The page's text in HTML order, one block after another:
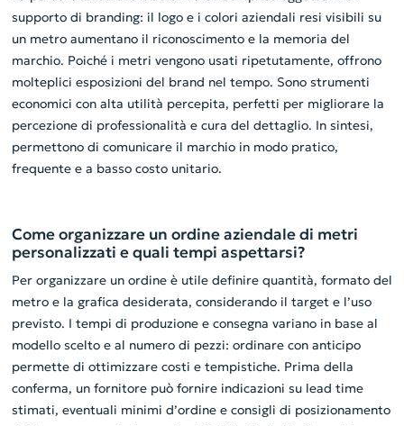
supporto di branding: il logo e i colori aziendali resi visibili su
un metro aumentano il riconoscimento e la memoria del
marchio. Poiché i metri vengono usati ripetutamente, offrono
molteplici esposizioni del brand nel tempo. Sono strumenti
economici con alta utilità percepita, perfetti per migliorare la
percezione di professionalità e cura del dettaglio. In sintesi,
permettono di comunicare il marchio in modo pratico,
frequente e a basso costo unitario.
Come organizzare un ordine aziendale di metri
personalizzati e quali tempi aspettarsi?
Per organizzare un ordine è utile definire quantità, formato del
metro e la grafica desiderata, considerando il target e l’uso
previsto. I tempi di produzione e consegna variano in base al
modello scelto e al numero di pezzi: ordinare con anticipo
permette di ottimizzare costi e tempistiche. Prima della
conferma, un fornitore può fornire indicazioni su lead time
stimati, eventuali minimi d’ordine e consigli di posizionamento